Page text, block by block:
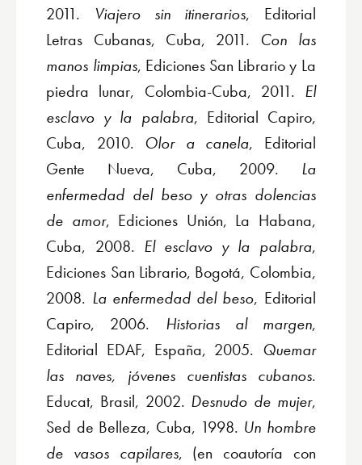
2011. Viajero sin itinerarios, Editorial
Letras Cubanas, Cuba, 2011. Con las
manos limpias, Ediciones San Librario y La
piedra lunar, Colombia-Cuba, 2011. El
esclavo y la palabra, Editorial Capiro,
Cuba, 2010. Olor a canela, Editorial
Gente Nueva, Cuba, 2009. La
enfermedad del beso y otras dolencias
de amor, Ediciones Unión, La Habana,
Cuba, 2008. El esclavo y la palabra,
Ediciones San Librario, Bogotá, Colombia,
2008. La enfermedad del beso, Editorial
Capiro, 2006. Historias al margen,
Editorial EDAF, España, 2005. Quemar
las naves, jóvenes cuentistas cubanos.
Educat, Brasil, 2002. Desnudo de mujer,
Sed de Belleza, Cuba, 1998. Un hombre
de vasos capilares, (en coautoría con